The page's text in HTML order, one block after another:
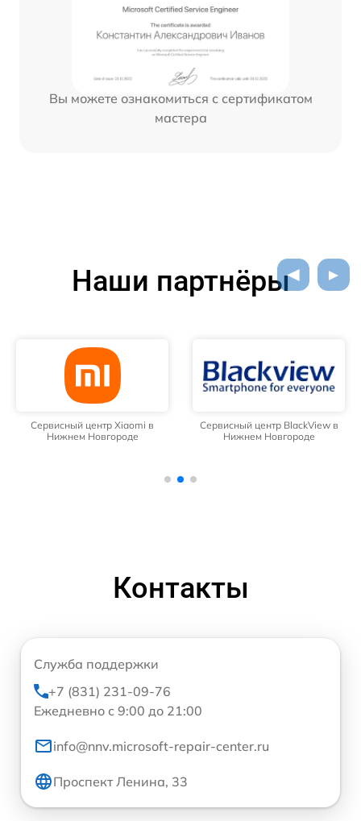
Вы можете ознакомиться с сертификатом
мастера
Наши партнёры
Сервисный центр Xiaomi в
Нижнем Новгороде
Сервисный центр BlackView в
Нижнем Новгороде
Контакты
Служба поддержки
+7 (831) 231-09-76
Ежедневно с 9:00 до 21:00
info@nnv.microsoft-repair-center.ru
Проспект Ленина, 33